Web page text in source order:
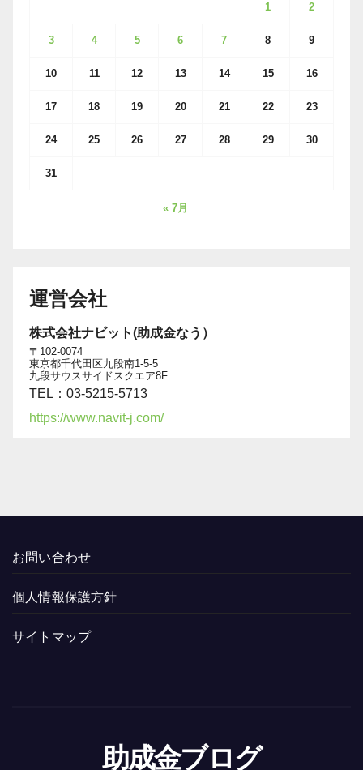
1 2
3 4 5 6 7 8 9
10 11 12 13 14 15 16
17 18 19 20 21 22 23
24 25 26 27 28 29 30
31
« 7月
運営会社
株式会社ナビット(助成金なう）
〒102-0074
東京都千代田区九段南1-5-5
九段サウスサイドスクエア8F
TEL：03-5215-5713
https://www.navit-j.com/
お問い合わせ
個人情報保護方針
サイトマップ
助成金ブログ